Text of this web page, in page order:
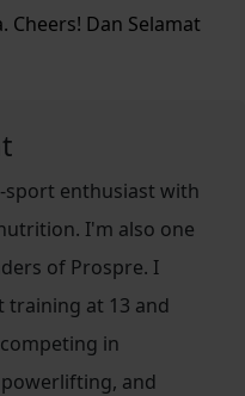
Dan Selamat
enthusiast with
I'm also one
of Prospre. I
training at 13 and
in
and